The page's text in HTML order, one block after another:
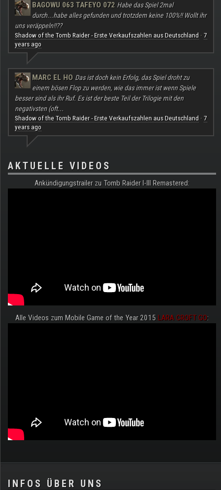
BAGOWU 063 TAFEYO 072 Habe das Spiel 2mal
durch...habe alles gefunden und trotzdem keine 100%!! Wollt ihr
uns veräppeln!!??
Shadow of the Tomb Raider - Erste Verkaufszahlen aus Deutschland · 7
years ago
MARC EL HO Das ist doch kein Erfolg, das Spiel droht zu
einem bösen Flop zu werden, wie das immer ist wenn Spiele
besser sind als ihr Ruf. Es ist der beste Teil der Trilogie mit den
negativsten (oft...
Shadow of the Tomb Raider - Erste Verkaufszahlen aus Deutschland · 7
years ago
AKTUELLE VIDEOS
Ankündigungstrailer zu Tomb Raider I-III Remastered:
Alle Videos zum Mobile Game of the Year 2015 LARA CROFT GO:
.
INFOS ÜBER UNS